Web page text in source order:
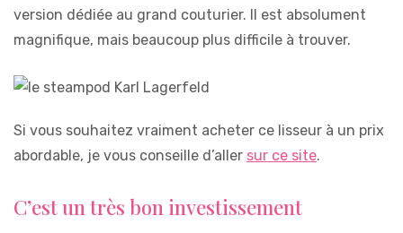
version dédiée au grand couturier. Il est absolument
magnifique, mais beaucoup plus difficile à trouver.
Si vous souhaitez vraiment acheter ce lisseur à un prix
abordable, je vous conseille d’aller sur ce site.
C’est un très bon investissement